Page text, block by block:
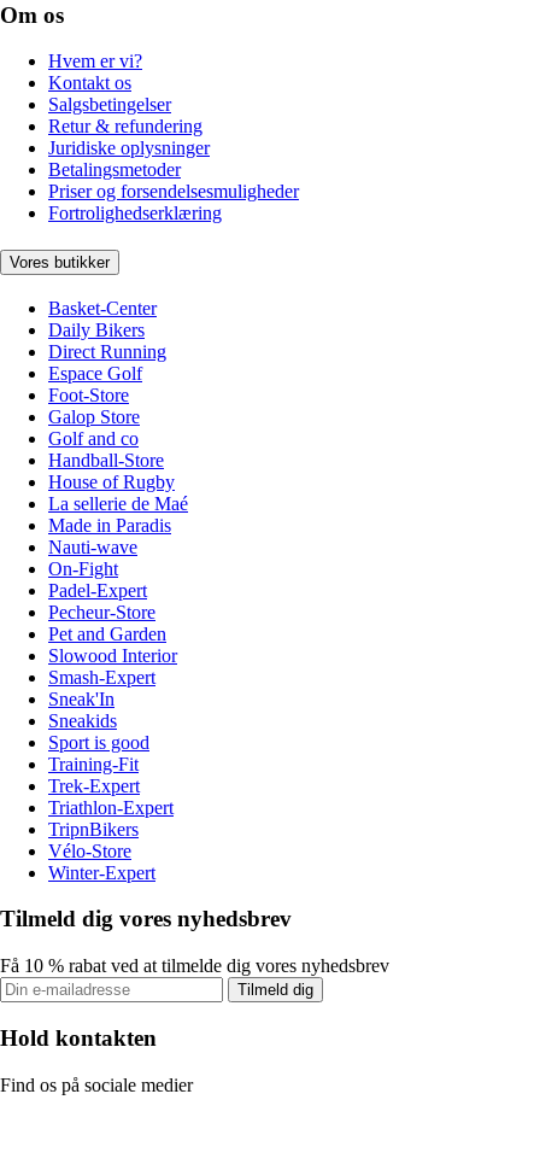
Om os
Hvem er vi?
Kontakt os
Salgsbetingelser
Retur & refundering
Juridiske oplysninger
Betalingsmetoder
Priser og forsendelsesmuligheder
Fortrolighedserklæring
Vores butikker
Basket-Center
Daily Bikers
Direct Running
Espace Golf
Foot-Store
Galop Store
Golf and co
Handball-Store
House of Rugby
La sellerie de Maé
Made in Paradis
Nauti-wave
On-Fight
Padel-Expert
Pecheur-Store
Pet and Garden
Slowood Interior
Smash-Expert
Sneak'In
Sneakids
Sport is good
Training-Fit
Trek-Expert
Triathlon-Expert
TripnBikers
Vélo-Store
Winter-Expert
Tilmeld dig vores nyhedsbrev
Få 10 % rabat ved at tilmelde dig vores nyhedsbrev
Tilmeld dig
Hold kontakten
Find os på sociale medier